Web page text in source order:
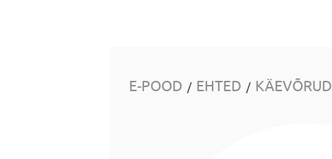
E-POOD / EHTED / KÄEVÕRUD